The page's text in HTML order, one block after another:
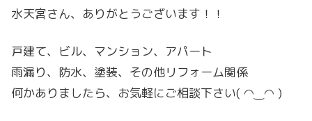
水天宮さん、ありがとうございます！！
戸建て、ビル、マンション、アパート
雨漏り、防水、塗装、その他リフォーム関係
何かありましたら、お気軽にご相談下さい( ◠‿◠ )